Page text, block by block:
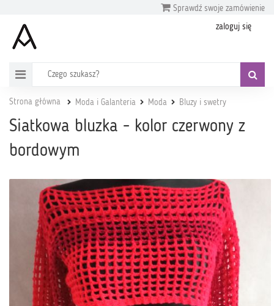
Sprawdź swoje zamówienie
zaloguj się
Strona główna Moda i Galanteria Moda Bluzy i swetry
Siatkowa bluzka - kolor czerwony z
bordowym